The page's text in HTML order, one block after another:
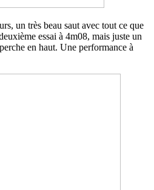
un très beau saut avec tout ce que
essai à 4m08, mais juste un
en haut. Une performance à